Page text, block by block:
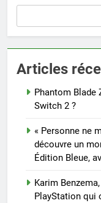
Articles
Phantom
Switch 2 ?
« Personne ne
découvre un
Édition Bleue,
Karim
PlayStation qui